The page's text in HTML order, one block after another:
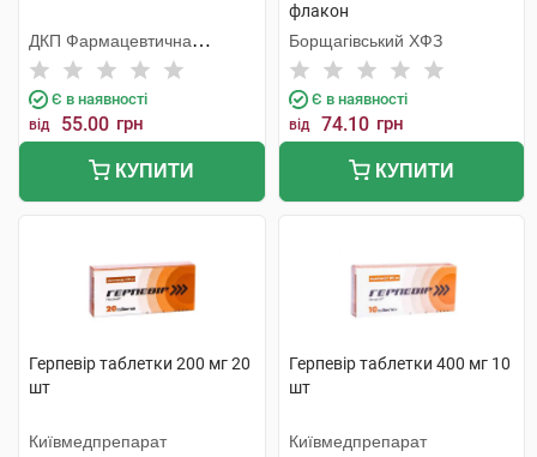
ДКП Фармацевтична
фабрика
Є в наявності
від 55.00 грн
КУПИТИ
флакон
Борщагівський ХФЗ
Є в наявності
від 74.10 грн
КУПИТИ
Герпевір таблетки 200 мг 20
шт
Київмедпрепарат
Герпевір таблетки 400 мг 10
шт
Київмедпрепарат